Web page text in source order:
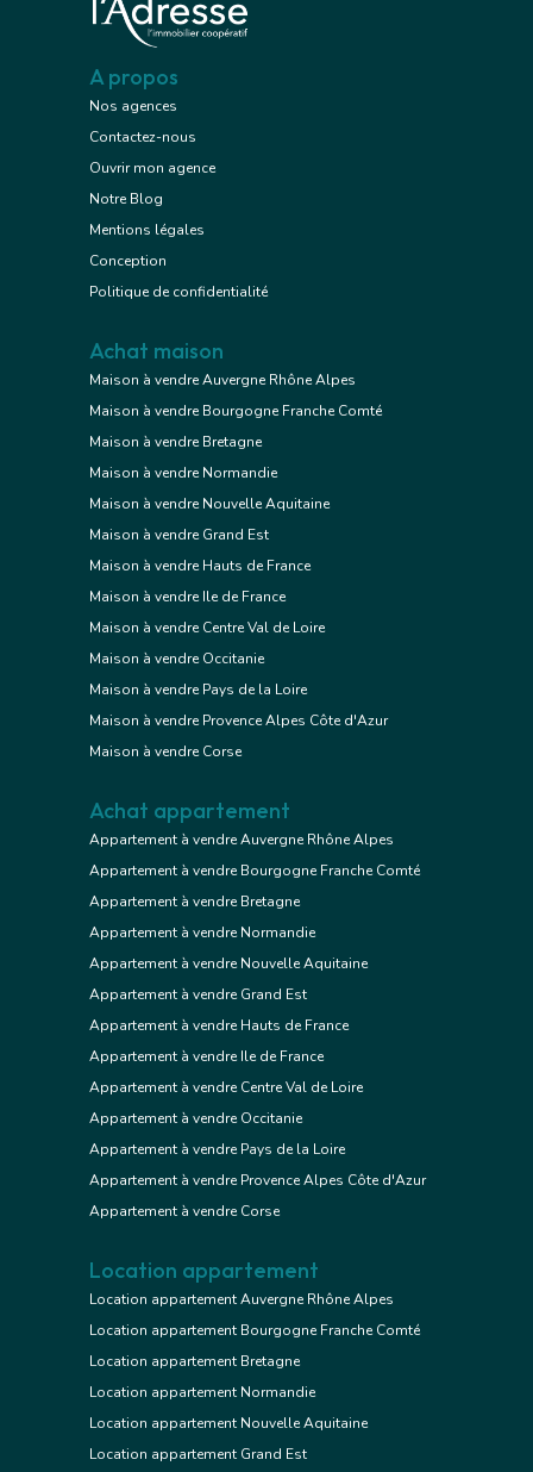
A propos
Nos agences
Contactez-nous
Ouvrir mon agence
Notre Blog
Mentions légales
Conception
Politique de confidentialité
Achat maison
Maison à vendre Auvergne Rhône Alpes
Maison à vendre Bourgogne Franche Comté
Maison à vendre Bretagne
Maison à vendre Normandie
Maison à vendre Nouvelle Aquitaine
Maison à vendre Grand Est
Maison à vendre Hauts de France
Maison à vendre Ile de France
Maison à vendre Centre Val de Loire
Maison à vendre Occitanie
Maison à vendre Pays de la Loire
Maison à vendre Provence Alpes Côte d'Azur
Maison à vendre Corse
Achat appartement
Appartement à vendre Auvergne Rhône Alpes
Appartement à vendre Bourgogne Franche Comté
Appartement à vendre Bretagne
Appartement à vendre Normandie
Appartement à vendre Nouvelle Aquitaine
Appartement à vendre Grand Est
Appartement à vendre Hauts de France
Appartement à vendre Ile de France
Appartement à vendre Centre Val de Loire
Appartement à vendre Occitanie
Appartement à vendre Pays de la Loire
Appartement à vendre Provence Alpes Côte d'Azur
Appartement à vendre Corse
Location appartement
Location appartement Auvergne Rhône Alpes
Location appartement Bourgogne Franche Comté
Location appartement Bretagne
Location appartement Normandie
Location appartement Nouvelle Aquitaine
Location appartement Grand Est